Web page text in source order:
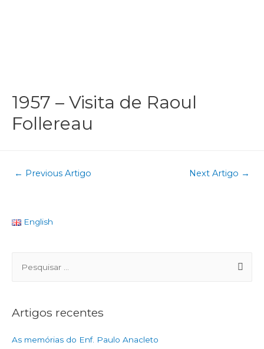
1957 – Visita de Raoul
Follereau
← Previous Artigo Next Artigo →
English
Artigos recentes
As memórias do Enf. Paulo Anacleto